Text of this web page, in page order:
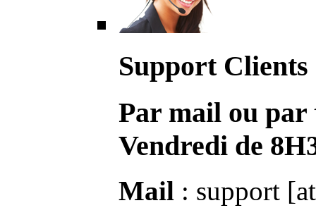
Support Clients
Par mail ou par
Vendredi de
Mail : support